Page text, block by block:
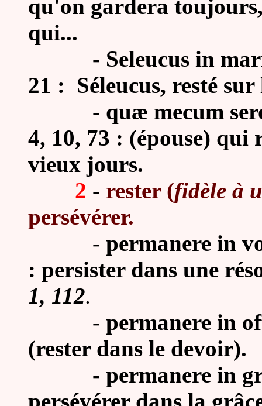
qu'on gardera
qui...
- Seleucus in
21 : Séleucus, resté sur
- quæ mecum
4, 10, 73 : (épouse) qui
vieux jours.
2 - rester (fidèle à
persévérer.
- permanere in
: persister dans une
1, 112.
- permanere in
(rester dans le devoir).
- permanere in